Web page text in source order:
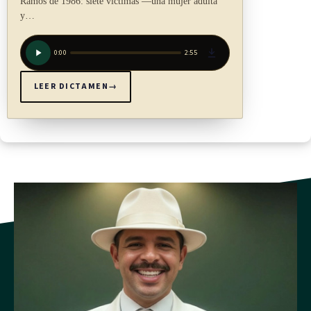
a) El médico será sancionado, conforme lo establece el
Código Penal.
b) El trabajador podrá ser sancionado según el artículo 37
del Reglamento del Seguro de Salud de la Caja
Costarricense de Seguro Social, sin perjuicio de una
eventual sanción penal, cuando concurran los supuestos
Rige a partir de su publicación.
ARTÍCULO 12
Divulgación de esta Ley
y…
0:00 2:55
LEER DICTAMEN→